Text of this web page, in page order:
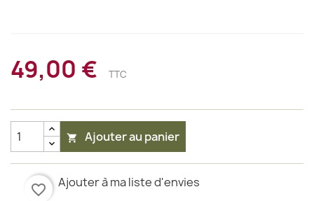
49,00 € TTC
 Ajouter au panier
favorite_border Ajouter à ma liste d'envies